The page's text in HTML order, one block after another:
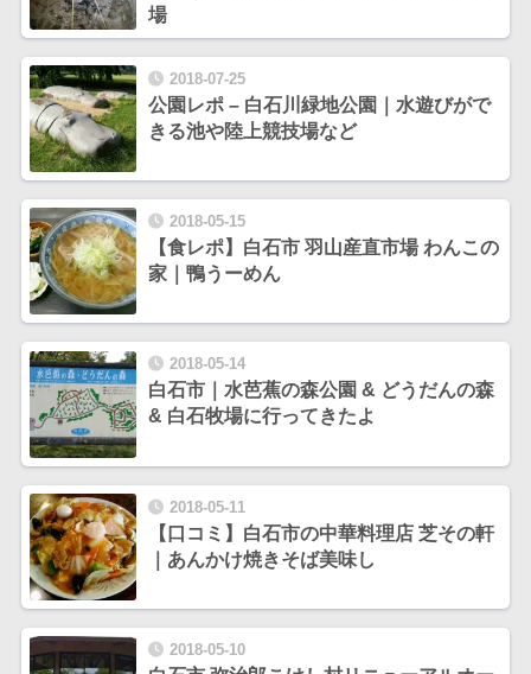
場
2018-07-25
公園レポ – 白石川緑地公園｜水遊びがで
きる池や陸上競技場など
2018-05-15
【食レポ】白石市 羽山産直市場 わんこの
家｜鴨うーめん
2018-05-14
白石市｜水芭蕉の森公園 & どうだんの森
& 白石牧場に行ってきたよ
2018-05-11
【口コミ】白石市の中華料理店 芝その軒
｜あんかけ焼きそば美味し
2018-05-10